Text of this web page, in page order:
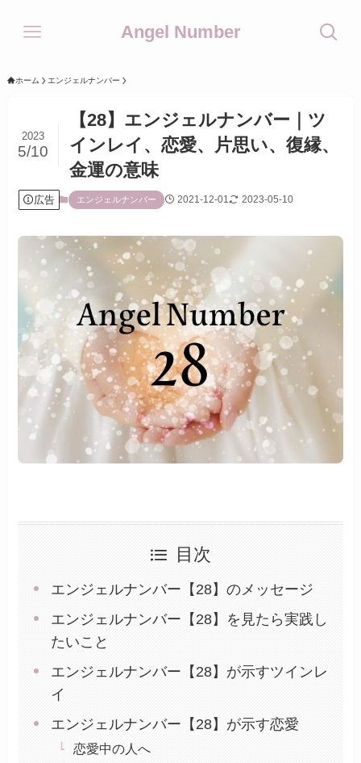
Angel Number
ホーム エンジェルナンバー
【28】エンジェルナンバー｜ツ
インレイ、恋愛、片思い、復縁、
金運の意味
2023
5/10
広告 エンジェルナンバー 2021-12-01 2023-05-10
目次
エンジェルナンバー【28】のメッセージ
エンジェルナンバー【28】を見たら実践し
たいこと
エンジェルナンバー【28】が示すツインレ
イ
エンジェルナンバー【28】が示す恋愛
恋愛中の人へ